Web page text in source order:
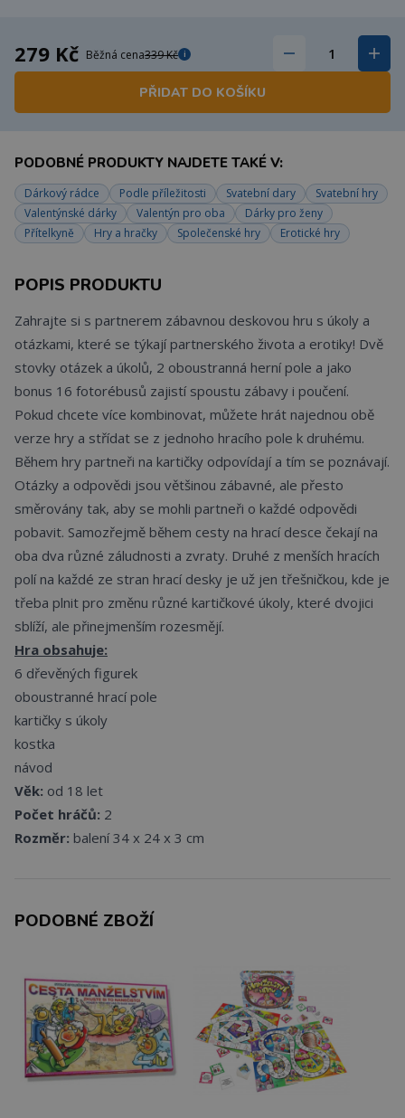
279 Kč Běžná cena339 Kč i
PŘIDAT DO KOŠÍKU
PODOBNÉ PRODUKTY NAJDETE TAKÉ V:
Dárkový rádce Podle příležitosti Svatební dary
Svatební hry
Valentýnské dárky
Valentýn pro oba
Dárky pro ženy
Přítelkyně
Hry a hračky Společenské hry Erotické hry
POPIS PRODUKTU
Zahrajte si s partnerem zábavnou deskovou hru s úkoly a
otázkami, které se týkají partnerského života a erotiky! Dvě
stovky otázek a úkolů, 2 oboustranná herní pole a jako
bonus 16 fotorébusů zajistí spoustu zábavy i poučení.
Pokud chcete více kombinovat, můžete hrát najednou obě
verze hry a střídat se z jednoho hracího pole k druhému.
Během hry partneři na kartičky odpovídají a tím se poznávají.
Otázky a odpovědi jsou většinou zábavné, ale přesto
směrovány tak, aby se mohli partneři o každé odpovědi
pobavit. Samozřejmě během cesty na hrací desce čekají na
oba dva různé záludnosti a zvraty. Druhé z menších hracích
polí na každé ze stran hrací desky je už jen třešničkou, kde je
třeba plnit pro změnu různé kartičkové úkoly, které dvojici
sblíží, ale přinejmenším rozesmějí.
Hra obsahuje:
6 dřevěných figurek
oboustranné hrací pole
kartičky s úkoly
kostka
návod
Věk: od 18 let
Počet hráčů: 2
Rozměr: balení 34 x 24 x 3 cm
PODOBNÉ ZBOŽÍ